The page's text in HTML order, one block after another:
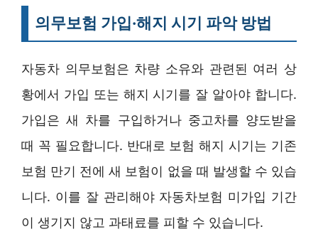
의무보험 가입·해지 시기 파악 방법
자동차 의무보험은 차량 소유와 관련된 여러 상
황에서 가입 또는 해지 시기를 잘 알아야 합니다.
가입은 새 차를 구입하거나 중고차를 양도받을
때 꼭 필요합니다. 반대로 보험 해지 시기는 기존
보험 만기 전에 새 보험이 없을 때 발생할 수 있습
니다. 이를 잘 관리해야 자동차보험 미가입 기간
이 생기지 않고 과태료를 피할 수 있습니다.